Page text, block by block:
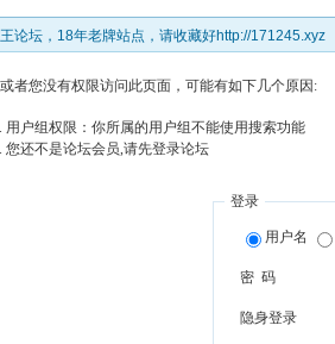
论坛，18年老牌站点，请收藏好http://171245.xyz
者您没有权限访问此页面，可能有如下几个原因:
用户组权限：你所属的用户组不能使用搜索功能
您还不是论坛会员,请先登录论坛
登录
用户名
密 码
隐身登录